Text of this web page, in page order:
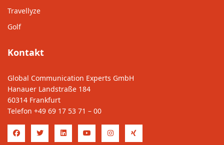
Travellyze
Golf
Kontakt
Global Communication Experts GmbH
Hanauer Landstraße 184
60314 Frankfurt
Telefon +49 69 17 53 71 – 00